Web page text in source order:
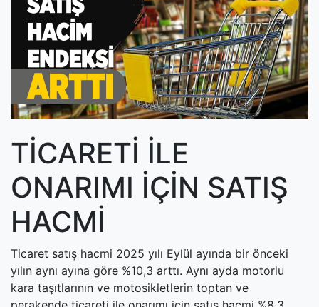
Teknoloji (current)
Özel Haber(current)
Dünya(current)
Yerel(current)
İller(current)
TİCARETİ İLE
ONARIMI İÇİN SATIŞ
HACMİ
Ticaret satış hacmi 2025 yılı Eylül ayında bir önceki
yılın aynı ayına göre %10,3 arttı. Aynı ayda motorlu
kara taşıtlarının ve motosikletlerin toptan ve